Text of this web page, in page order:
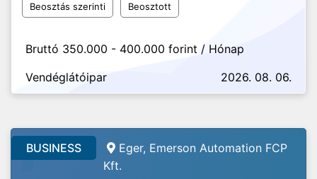
Beosztás szerinti Beosztott
Bruttó 350.000 - 400.000 forint / Hónap
Vendéglátóipar
2026. 08. 06.
BUSINESS
Eger, Emerson Automation FCP
Kft.